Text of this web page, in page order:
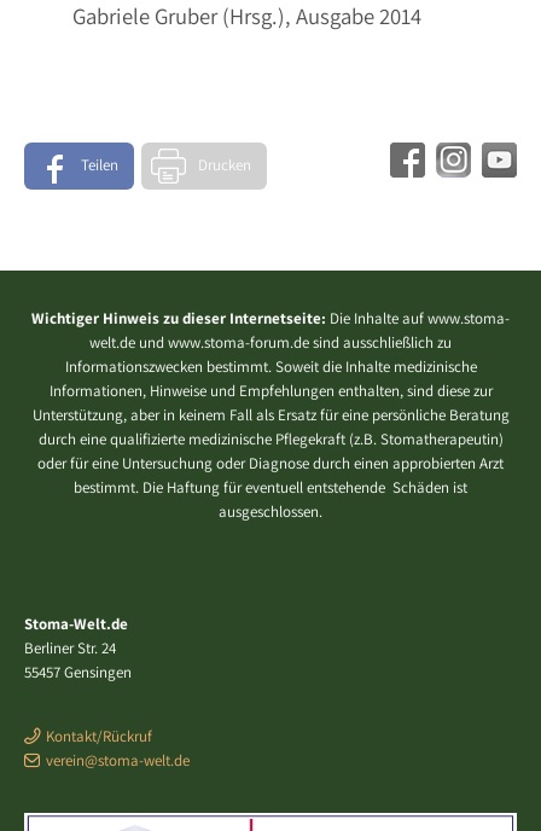
Gabriele Gruber (Hrsg.), Ausgabe 2014
Teilen Drucken
Wichtiger Hinweis zu dieser Internetseite: Die Inhalte auf www.stoma-
welt.de und www.stoma-forum.de sind ausschließlich zu
Informationszwecken bestimmt. Soweit die Inhalte medizinische
Informationen, Hinweise und Empfehlungen enthalten, sind diese zur
Unterstützung, aber in keinem Fall als Ersatz für eine persönliche Beratung
durch eine qualifizierte medizinische Pflegekraft (z.B. Stomatherapeutin)
oder für eine Untersuchung oder Diagnose durch einen approbierten Arzt
bestimmt. Die Haftung für eventuell entstehende Schäden ist
ausgeschlossen.
Stoma-Welt.de
Berliner Str. 24
55457 Gensingen
Kontakt/Rückruf
verein@stoma-welt.de